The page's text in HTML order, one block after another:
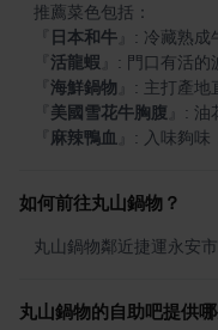
日本和牛
活龍蝦
海鮮鍋物
美國雪花牛胸腹
麻辣鴨血 : 入味夠味
如何前往丸山鍋物？
丸山鍋物鄰近捷運永安
丸山鍋物的自助吧提供